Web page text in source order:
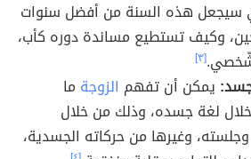
سيجعل هذه السنة من أفضل سنوات
وكيف تستطيع مساندة دوره كأب،
[٣]
يمكن أن تفهم الزوجة ما
لغة جسده، وذلك من خلال
وجلسته، وغيرها من حركاته الجسدية،